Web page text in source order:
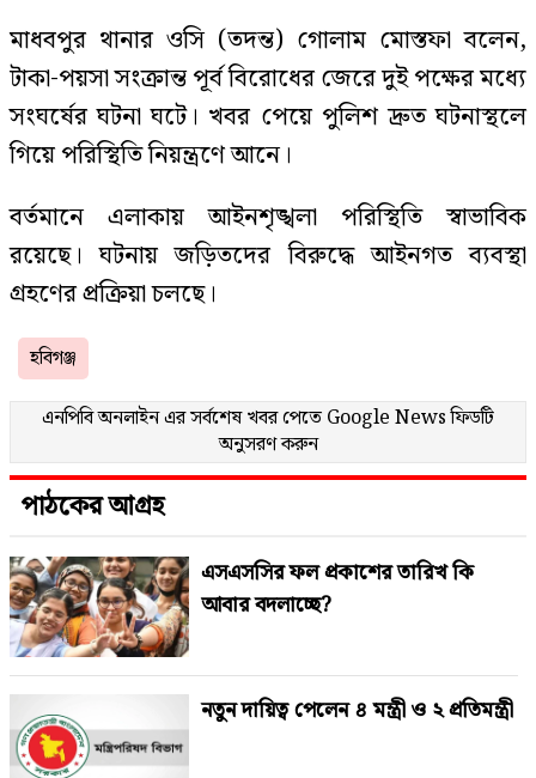
মাধবপুর থানার ওসি (তদন্ত) গোলাম মোস্তফা বলেন,
টাকা-পয়সা সংক্রান্ত পূর্ব বিরোধের জেরে দুই পক্ষের মধ্যে
সংঘর্ষের ঘটনা ঘটে। খবর পেয়ে পুলিশ দ্রুত ঘটনাস্থলে
গিয়ে পরিস্থিতি নিয়ন্ত্রণে আনে।
বর্তমানে এলাকায় আইনশৃঙ্খলা পরিস্থিতি স্বাভাবিক
রয়েছে। ঘটনায় জড়িতদের বিরুদ্ধে আইনগত ব্যবস্থা
গ্রহণের প্রক্রিয়া চলছে।
হবিগঞ্জ
এনপিবি অনলাইন এর সর্বশেষ খবর পেতে Google Newsফিডটি
অনুসরণ করুন
পাঠকের আগ্রহ
এসএসসির ফল প্রকাশের তারিখ কি
আবার বদলাচ্ছে?
নতুন দায়িত্ব পেলেন ৪ মন্ত্রী ও ২ প্রতিমন্ত্রী